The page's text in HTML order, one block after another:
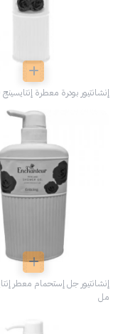
إنشانتيور بودرة معطرة إنتايسينج 250 غرام
مل